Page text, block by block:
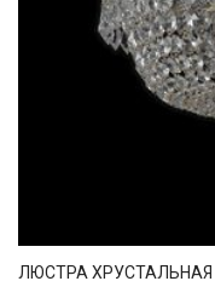
ЛЮСТРА ХРУСТАЛЬНАЯ